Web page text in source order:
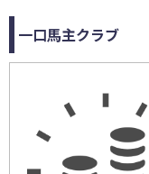
一口馬主クラブ